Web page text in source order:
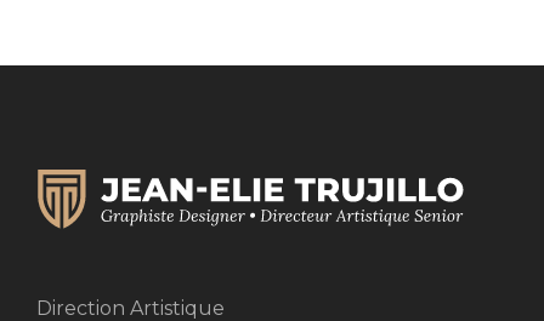
Direction Artistique